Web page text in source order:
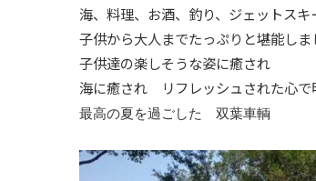
海、料理、お酒、釣り、ジェットス
子供から大人までたっぷりと堪能しま
子供達の楽しそうな姿に癒され
海に癒され リフレッシュされた心で
最高の夏を過ごした 双葉車輌